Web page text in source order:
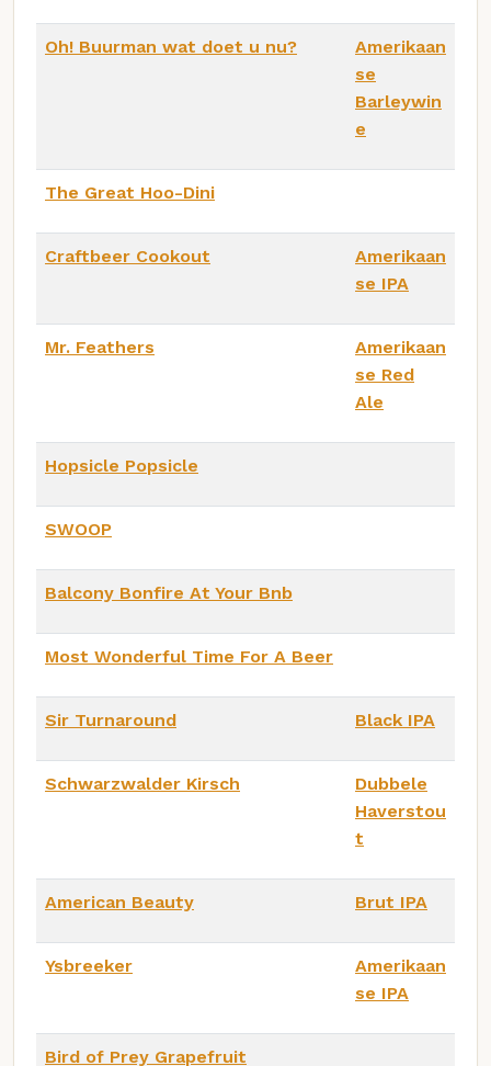
Oh! Buurman wat doet u nu?
Amerikaan
se
Barleywin
e
The Great Hoo-Dini
Craftbeer Cookout
Amerikaan
se IPA
Mr. Feathers
Amerikaan
se Red
Ale
Hopsicle Popsicle
SWOOP
Balcony Bonfire At Your Bnb
Most Wonderful Time For A Beer
Sir Turnaround Black IPA
Schwarzwalder Kirsch
Dubbele
Haverstou
t
American Beauty Brut IPA
Ysbreeker
Amerikaan
se IPA
Bird of Prey Grapefruit